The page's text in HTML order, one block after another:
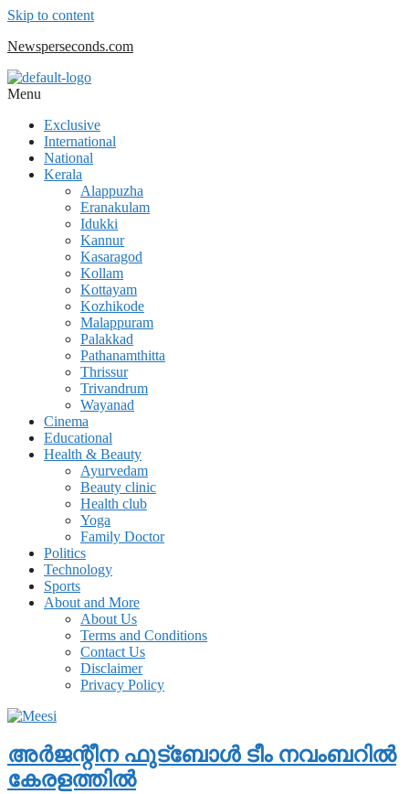
Skip to content
Newsperseconds.com
Menu
Exclusive
International
National
Kerala
Alappuzha
Eranakulam
Idukki
Kannur
Kasaragod
Kollam
Kottayam
Kozhikode
Malappuram
Palakkad
Pathanamthitta
Thrissur
Trivandrum
Wayanad
Cinema
Educational
Health & Beauty
Ayurvedam
Beauty clinic
Health club
Yoga
Family Doctor
Politics
Technology
Sports
About and More
About Us
Terms and Conditions
Contact Us
Disclaimer
Privacy Policy
അര്‍ജന്റീന ഫുട്‌ബോള്‍ ടീം നവംബറില്‍
കേരളത്തില്‍